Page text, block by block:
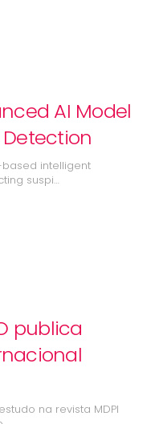
AI Model
based intelligent
suspi…
publica
na revista MDPI